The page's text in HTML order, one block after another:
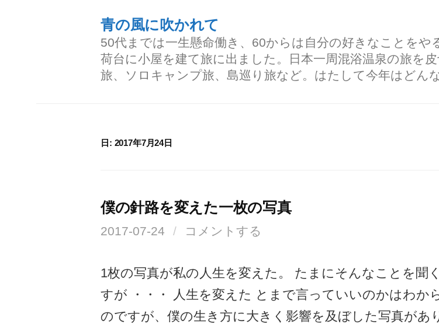
青の風に吹かれて
50代までは一生懸命働き、60からは自分の好きなことをや
荷台に小屋を建て旅に出ました。日本一周混浴温泉の旅を
旅、ソロキャンプ旅、島巡り旅など。はたして今年はどん
日: 2017年7月24日
僕の針路を変えた一枚の写真
2017-07-24 / コメントする
1枚の写真が私の人生を変えた。 たまにそんなことを聞
すが ・・・ 人生を変えた とまで言っていいのかはわか
のですが、僕の生き方に大きく影響を及ぼした写真があ